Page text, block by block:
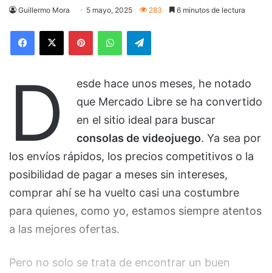
Guillermo Mora 5 mayo, 2025 283 6 minutos de lectura
PinterestWhatsAppTelegram
D
esde hace unos meses, he notado
que Mercado Libre se ha convertido
en el sitio ideal para buscar
consolas de videojuego. Ya sea por
los envíos rápidos, los precios competitivos o la
posibilidad de pagar a meses sin intereses,
comprar ahí se ha vuelto casi una costumbre
para quienes, como yo, estamos siempre atentos
a las mejores ofertas.
Pero no solo se trata de encontrar un buen